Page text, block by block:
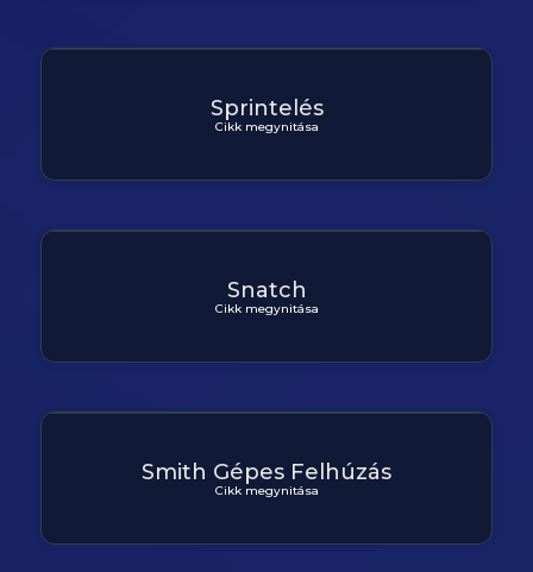
Sprintelés
Cikk megynitása
Snatch
Cikk megynitása
Smith Gépes Felhúzás
Cikk megynitása